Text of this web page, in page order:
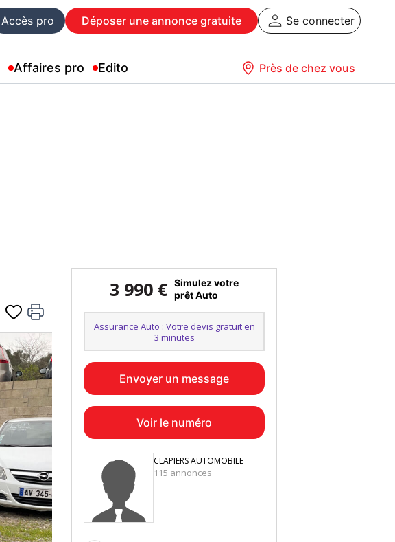
Accès pro Déposer une annonce gratuite Se connecter
Affaires pro Edito Près de chez vous
3 990 € Simulez votre
prêt Auto
Assurance Auto : Votre devis gratuit en
3 minutes
Envoyer un message
Voir le numéro
CLAPIERS AUTOMOBILE
115 annonces